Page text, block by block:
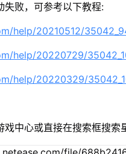
失败，可参考以下教程:
help/20210512/
help/20220729/
help/20220329/
中心或直接在搜索框搜索